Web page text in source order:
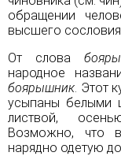
обращении
высшего
От слова
народное
боярышник. Этот
усыпаны белыми
листвой,
Возможно, что
нарядно одетую